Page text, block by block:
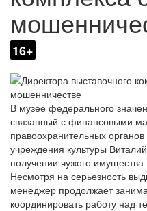
16+
В музее федерального
связанный с финансовыми
правоохранительных
учреждения культуры
получении чужого
Несмотря на серьезность
менеджер продолжает
координировать работу над